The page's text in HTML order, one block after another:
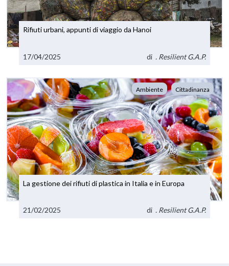
Rifiuti urbani, appunti di viaggio da Hanoi
17/04/2025 di . Resilient G.A.P.
Ambiente Cittadinanza
La gestione dei rifiuti di plastica in Italia e in Europa
21/02/2025 di . Resilient G.A.P.